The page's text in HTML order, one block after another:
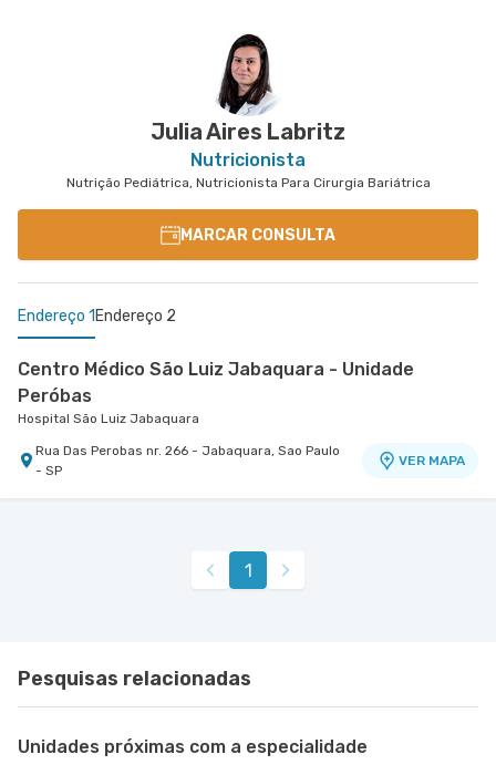
Avenida Joao Barreto de Menezes nr. 677 - Vila
Santa Catarina, Sao Paulo - SP
Julia Aires Labritz
Nutricionista
Nutrição Pediátrica, Nutricionista Para Cirurgia Bariátrica
MARCAR CONSULTA
Endereço 1 Endereço 2
Centro Médico São Luiz Jabaquara - Unidade
Peróbas
Hospital São Luiz Jabaquara
Rua Das Perobas nr. 266 - Jabaquara, Sao Paulo
- SP
VER MAPA
Centro Médico São Remo
Avenida Joao Barreto de Menezes nr. 677 - Vila
Santa Catarina, Sao Paulo - SP
1
Pesquisas relacionadas
Unidades próximas com a especialidade